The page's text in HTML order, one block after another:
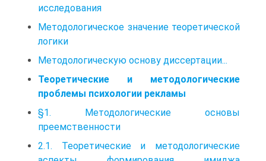
исследования
Методологическое значение теоретической
логики
Методологическую основу диссертации...
Теоретические и методологические
проблемы психологии рекламы
§1. Методологические основы
преемственности
2.1. Теоретические и методологические